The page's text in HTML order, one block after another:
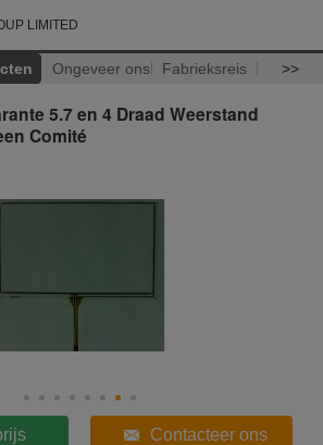
LIMITED
Ongeveer ons Fabrieksreis >>
5.7 en 4 Draad Weerstand
Comité
Contacteer ons